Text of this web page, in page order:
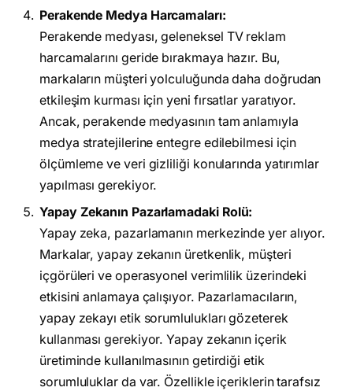
Perakende Medya Harcamaları:
Perakende medyası, geleneksel TV reklam
harcamalarını geride bırakmaya hazır. Bu,
markaların müşteri yolculuğunda daha doğrudan
etkileşim kurması için yeni fırsatlar yaratıyor.
Ancak, perakende medyasının tam anlamıyla
medya stratejilerine entegre edilebilmesi için
ölçümleme ve veri gizliliği konularında yatırımlar
yapılması gerekiyor.
Yapay Zekanın Pazarlamadaki Rolü:
Yapay zeka, pazarlamanın merkezinde yer alıyor.
Markalar, yapay zekanın üretkenlik, müşteri
içgörüleri ve operasyonel verimlilik üzerindeki
etkisini anlamaya çalışıyor. Pazarlamacıların,
yapay zekayı etik sorumlulukları gözeterek
kullanması gerekiyor. Yapay zekanın içerik
üretiminde kullanılmasının getirdiği etik
sorumluluklar da var. Özellikle içeriklerin tarafsız